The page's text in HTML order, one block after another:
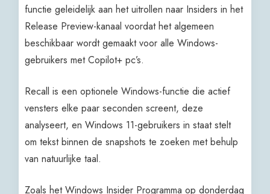
functie geleidelijk aan het uitrollen naar Insiders in het
Release Preview-kanaal voordat het algemeen
beschikbaar wordt gemaakt voor alle Windows-
gebruikers met Copilot+ pc’s.
Recall is een optionele Windows-functie die actief
vensters elke paar seconden screent, deze
analyseert, en Windows 11-gebruikers in staat stelt
om tekst binnen de snapshots te zoeken met behulp
van natuurlijke taal.
Zoals het Windows Insider Programma op donderdag